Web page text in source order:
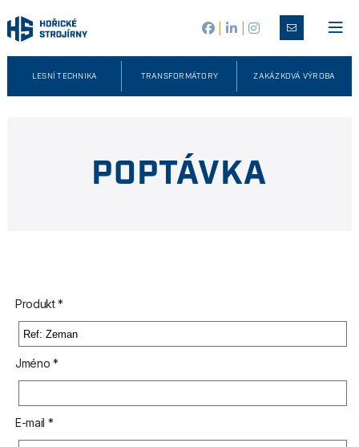
LESNÍ TECHNIKA TRANSFORMÁTORY ZAKÁZKOVÁ VÝROBA
POPTÁVKA
Produkt *
Jméno *
E-mail *